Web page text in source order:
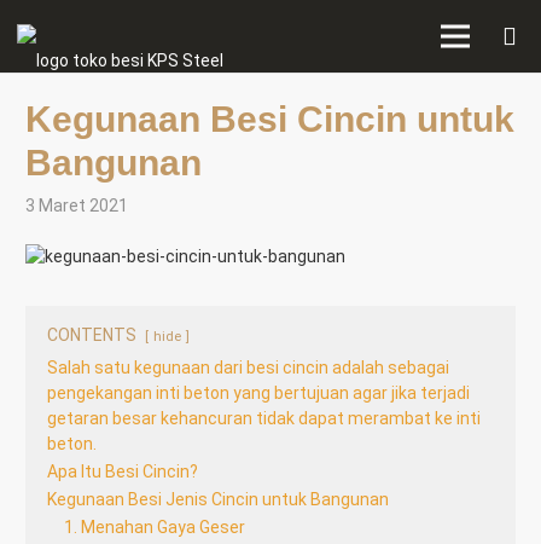
Kegunaan Besi Cincin untuk
Bangunan
3 Maret 2021
CONTENTS hide
Salah satu kegunaan dari besi cincin adalah sebagai
pengekangan inti beton yang bertujuan agar jika terjadi
getaran besar kehancuran tidak dapat merambat ke inti
beton.
Apa Itu Besi Cincin?
Kegunaan Besi Jenis Cincin untuk Bangunan
1. Menahan Gaya Geser